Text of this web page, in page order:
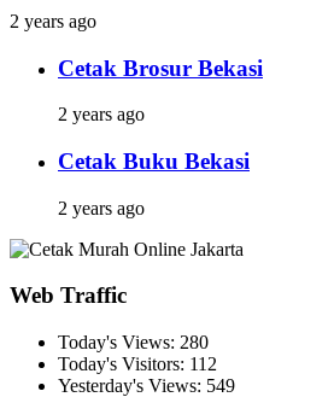
2 years ago
Cetak Brosur Bekasi
2 years ago
Cetak Buku Bekasi
2 years ago
Web Traffic
Today's Views: 280
Today's Visitors: 112
Yesterday's Views: 549